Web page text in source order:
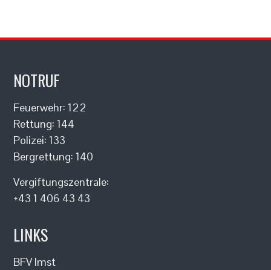
NOTRUF
Feuerwehr: 122
Rettung: 144
Polizei: 133
Bergrettung: 140
Vergiftungszentrale:
+43 1 406 43 43
LINKS
BFV Imst